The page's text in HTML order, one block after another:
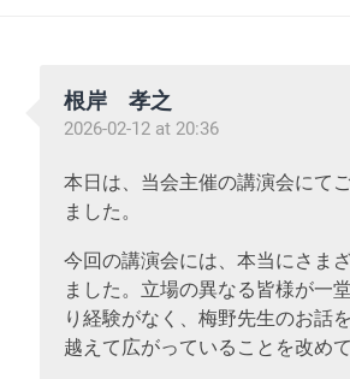
根岸 孝之
2026-02-12 at 20:36
本日は、当会主催の講演会にて
ました。
今回の講演会には、本当にさま
ました。立場の異なる皆様が一
り経験がなく、梅野先生のお話
越えて広がっていることを改め